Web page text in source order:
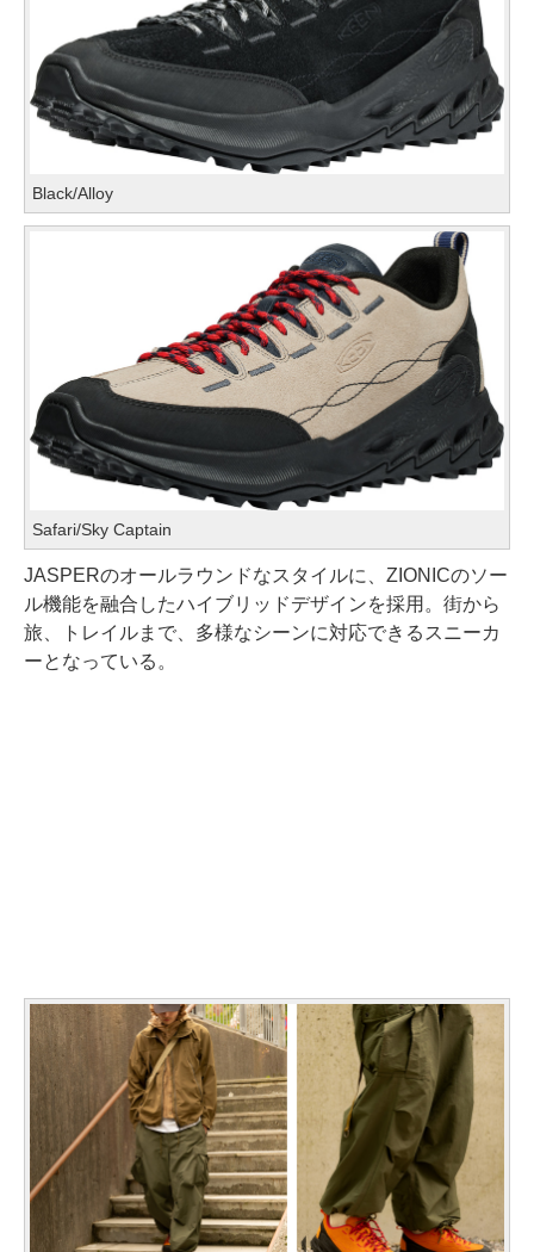
Black/Alloy
Safari/Sky Captain
JASPERのオールラウンドなスタイルに、ZIONICのソー
ル機能を融合したハイブリッドデザインを採用。街から
旅、トレイルまで、多様なシーンに対応できるスニーカ
ーとなっている。